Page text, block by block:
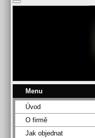
Menu
Úvod
O firmě
Jak objednat